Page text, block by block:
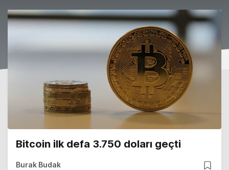
Bitcoin ilk defa 3.750 doları geçti
Burak Budak